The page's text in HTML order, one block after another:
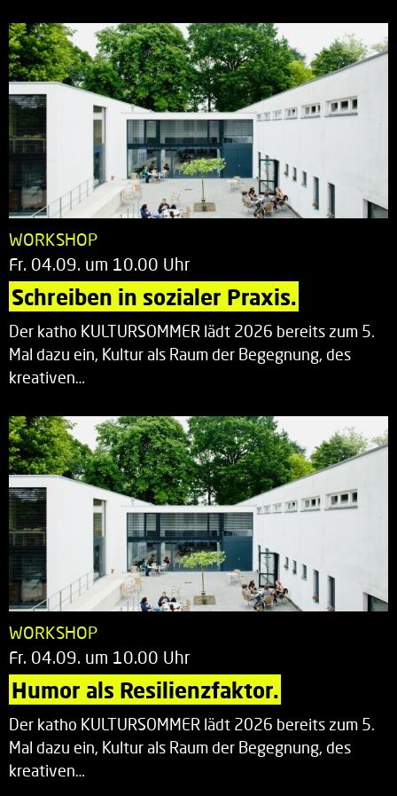
WORKSHOP
Fr. 04.09. um 10.00 Uhr
Schreiben in sozialer Praxis.
Der katho KULTURSOMMER lädt 2026 bereits zum 5.
Mal dazu ein, Kultur als Raum der Begegnung, des
kreativen…
WORKSHOP
Fr. 04.09. um 10.00 Uhr
Humor als Resilienzfaktor.
Der katho KULTURSOMMER lädt 2026 bereits zum 5.
Mal dazu ein, Kultur als Raum der Begegnung, des
kreativen…